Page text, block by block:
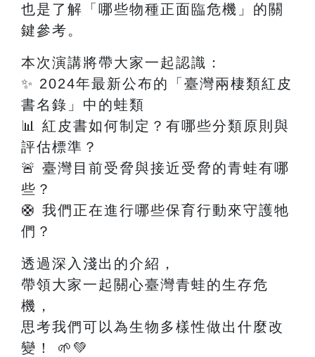
也是了解「哪些物種正面臨危機」的關
鍵參考。
本次演講將帶大家一起認識：
✨ 2024年最新公布的「臺灣兩棲類紅皮
書名錄」中的蛙類
📊
紅皮書如何制定？有哪些分類原則與
評估標準？
🚨 臺灣目前受脅與接近受脅的青蛙有哪
些？
🛟 我們正在進行哪些保育行動來守護牠
們？
透過深入淺出的介紹，
帶領大家一起關心臺灣青蛙的生存危
機，
思考我們可以為生物多樣性做出什麼改
變！ 🌱💚